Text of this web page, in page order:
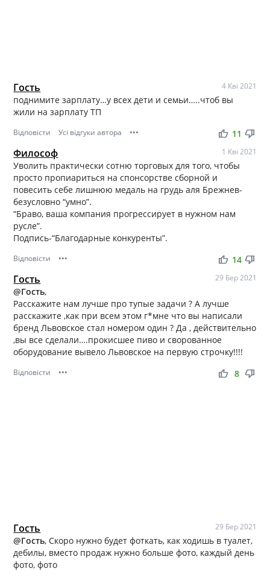
Гость 4 Кві 2021
поднимите зарплату…у всех дети и семьи…..чтоб вы
жили на зарплату ТП
Відповісти Усі відгуки автора ••• thumb_up thumb_down
11
Философ 1 Кві 2021
Уволить практически сотню торговых для того, чтобы
просто пропиариться на спонсорстве сборной и
повесить себе лишнюю медаль на грудь аля Брежнев-
безусловно “умно”.
“Браво, ваша компания прогрессирует в нужном нам
русле”.
Подпись-“Благодарные конкуренты”.
Відповісти ••• thumb_up thumb_down
14
Гость 29 Бер 2021
@Гость,
Расскажите нам лучше про тупые задачи ? А лучше
расскажите ,как при всем этом г*мне что вы написали
бренд Львовское стал номером один ? Да , действительно
,вы все сделали….прокисшее пиво и сворованное
оборудование вывело Львовское на первую строчку!!!!
Відповісти ••• thumb_up thumb_down
8
Гость 29 Бер 2021
@Гость, Скоро нужно будет фоткать, как ходишь в туалет,
дебилы, вместо продаж нужно больше фото, каждый день
фото, фото